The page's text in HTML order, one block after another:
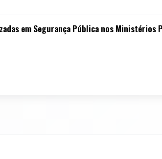
em Segurança Pública nos Ministérios